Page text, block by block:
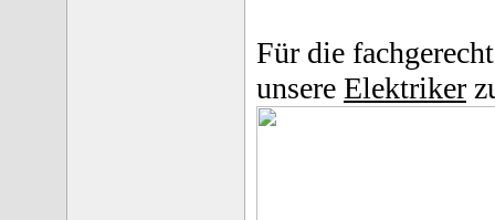
Für die
unsere Elektriker